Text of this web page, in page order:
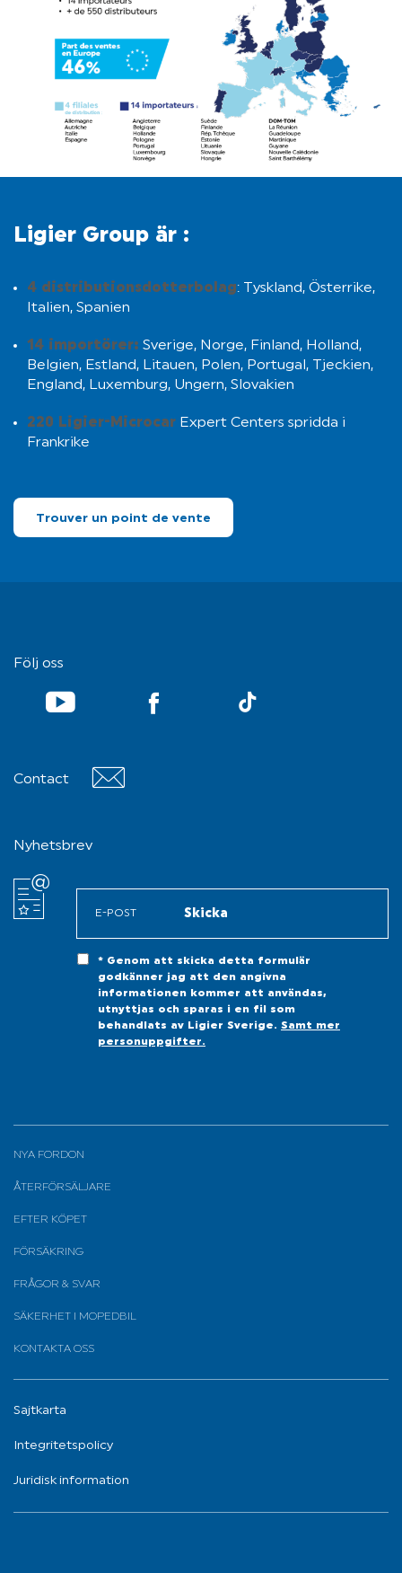
Ligier Group är :
4 distributionsdotterbolag: Tyskland, Österrike,
Italien, Spanien
14 importörer: Sverige, Norge, Finland, Holland,
Belgien, Estland, Litauen, Polen, Portugal, Tjeckien,
England, Luxemburg, Ungern, Slovakien
220 Ligier-Microcar Expert Centers spridda i
Frankrike
Trouver un point de vente
Följ oss
YouTube
Contact
Nyhetsbrev
* Genom att skicka detta formulär
godkänner jag att den angivna
informationen kommer att användas,
utnyttjas och sparas i en fil som
behandlats av Ligier Sverige. Samt mer
personuppgifter.
NYA FORDON
ÅTERFÖRSÄLJARE
EFTER KÖPET
FÖRSÄKRING
FRÅGOR & SVAR
SÄKERHET I MOPEDBIL
KONTAKTA OSS
Sajtkarta
Integritetspolicy
Juridisk information